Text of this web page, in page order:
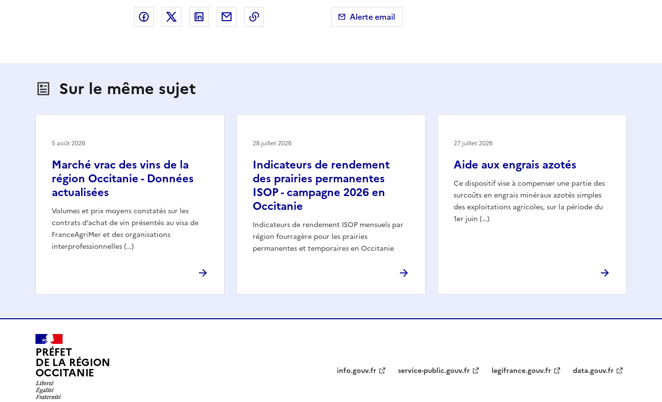
Partager sur Facebook
Partager sur X (anciennement Twitter)
Partager sur LinkedIn
Partager par emailCopier dans le presse-papierAlerte email
Sur le même sujet
Marché vrac des vins de la
région Occitanie - Données
actualisées
Volumes et prix moyens constatés sur les
contrats d’achat de vin présentés au visa de
FranceAgriMer et des organisations
interprofessionnelles (…)
5 août 2026
Indicateurs de rendement
des prairies permanentes
ISOP - campagne 2026 en
Occitanie
Indicateurs de rendement ISOP mensuels par
région fourragère pour les prairies
permanentes et temporaires en Occitanie
28 juillet 2026
Aide aux engrais azotés
Ce dispositif vise à compenser une partie des
surcoûts en engrais minéraux azotés simples
des exploitations agricoles, sur la période du
1er juin (…)
27 juillet 2026
PRÉFET
DE LA RÉGION
OCCITANIE info.gouv.fr service-public.gouv.fr legifrance.gouv.fr data.gouv.fr